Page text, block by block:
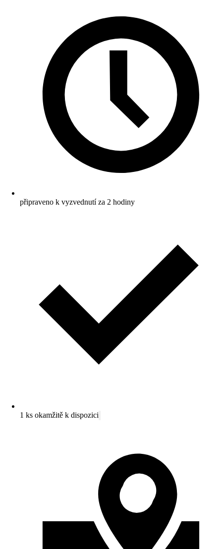
připraveno k vyzvednutí za 2 hodiny
1 ks okamžitě k dispozici